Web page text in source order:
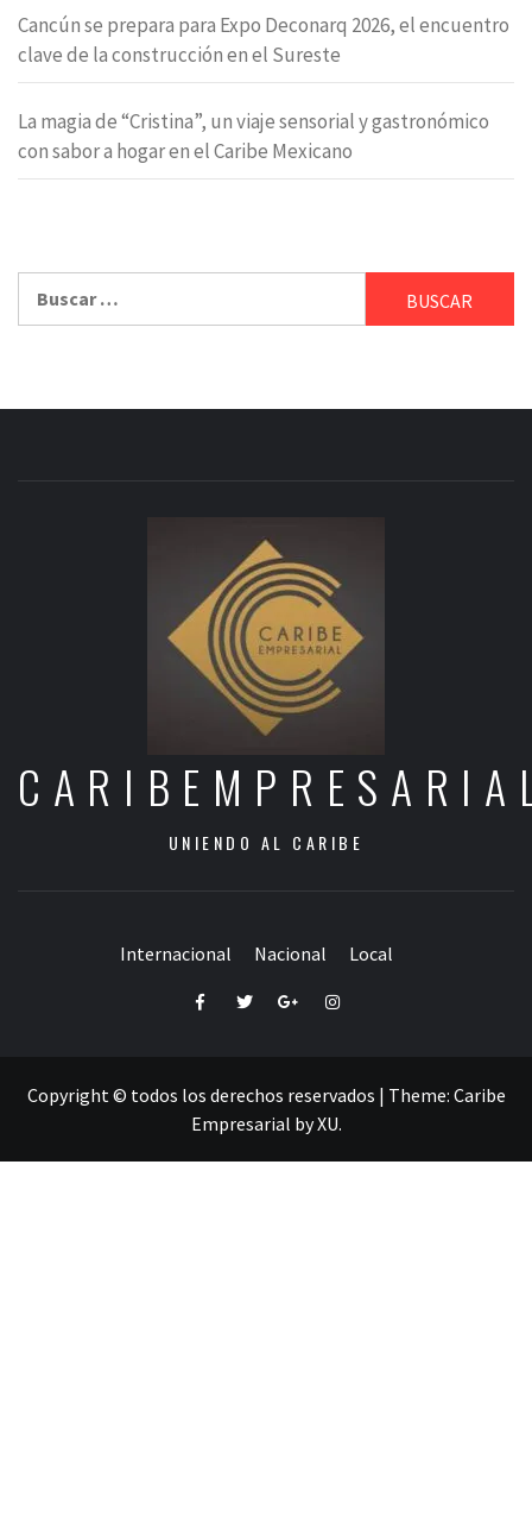
Cancún se prepara para Expo Deconarq 2026, el encuentro
clave de la construcción en el Sureste
La magia de “Cristina”, un viaje sensorial y gastronómico
con sabor a hogar en el Caribe Mexicano
UNIENDO AL CARIBE
Internacional Nacional Local
FacebookTwitterGoogle+Instagram
Copyright © todos los derechos reservados | Theme: Caribe
Empresarial byXU.